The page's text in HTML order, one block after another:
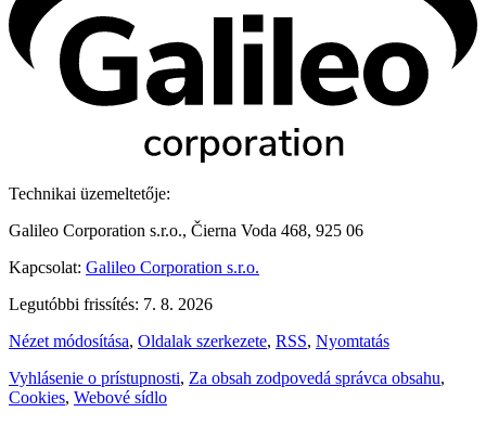
Technikai üzemeltetője:
Galileo Corporation s.r.o., Čierna Voda 468, 925 06
Kapcsolat: Galileo Corporation s.r.o.
Legutóbbi frissítés: 7. 8. 2026
Nézet módosítása, Oldalak szerkezete, RSS, Nyomtatás
Vyhlásenie o prístupnosti, Za obsah zodpovedá správca obsahu,
Cookies, Webové sídlo